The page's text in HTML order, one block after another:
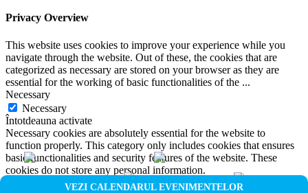
VEZI CALENDARUL EVENIMENTELOR
Privacy Overview
This website uses cookies to improve your experience while you
navigate through the website. Out of these, the cookies that are
categorized as necessary are stored on your browser as they are
essential for the working of basic functionalities of the ...
Necessary
Necessary
Întotdeauna activate
Necessary cookies are absolutely essential for the website to
function properly. This category only includes cookies that ensures
basic functionalities and security features of the website. These
cookies do not store any personal information.
Non-necessary